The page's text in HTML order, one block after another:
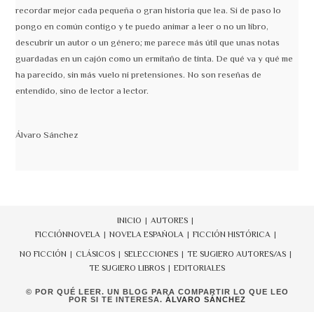
recordar mejor cada pequeña o gran historia que lea. Si de paso lo
pongo en común contigo y te puedo animar a leer o no un libro,
descubrir un autor o un género; me parece más útil que unas notas
guardadas en un cajón como un ermitaño de tinta. De qué va y qué me
ha parecido, sin más vuelo ni pretensiones. No son reseñas de
entendido, sino de lector a lector.
Álvaro Sánchez
INICIO
AUTORES
FICCIÓNNOVELA NOVELA ESPAÑOLA
FICCIÓN HISTÓRICA
NO FICCIÓN
CLÁSICOS SELECCIONES
TE SUGIERO AUTORES/AS
TE SUGIERO LIBROS
EDITORIALES
© POR QUÉ LEER. UN BLOG PARA COMPARTIR LO QUE LEO
POR SI TE INTERESA. ÁLVARO SÁNCHEZ